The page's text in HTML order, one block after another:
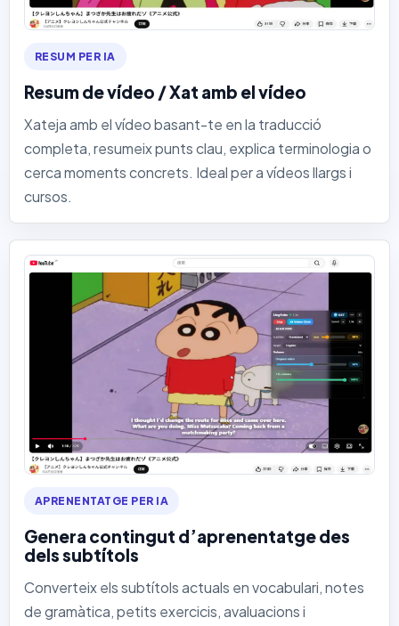
RESUM PER IA
Resum de vídeo / Xat amb el vídeo
Xateja amb el vídeo basant-te en la traducció
completa, resumeix punts clau, explica terminologia o
cerca moments concrets. Ideal per a vídeos llargs i
cursos.
APRENENTATGE PER IA
Genera contingut d’aprenentatge des
dels subtítols
Converteix els subtítols actuals en vocabulari, notes
de gramàtica, petits exercicis, avaluacions i